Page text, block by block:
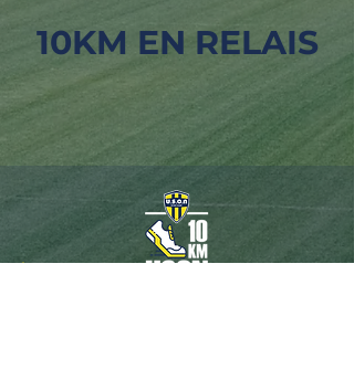
10KM EN RELAIS